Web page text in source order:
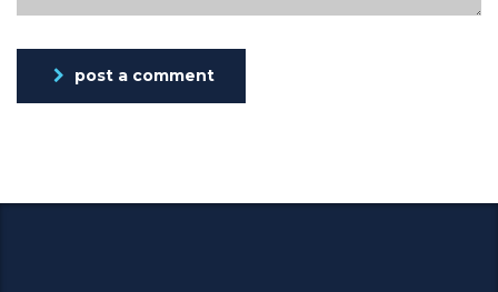
post a comment